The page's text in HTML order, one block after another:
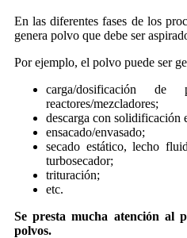
En las diferentes fases de los
genera polvo que debe ser
Por ejemplo, el polvo puede ser
carga/dosificación
reactores/mezcladores;
descarga con solidificación
ensacado/envasado;
secado estático, lecho
turbosecador;
trituración;
etc.
Se presta mucha atención al
polvos.